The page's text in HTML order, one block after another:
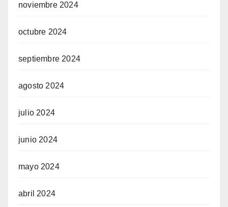
noviembre 2024
octubre 2024
septiembre 2024
agosto 2024
julio 2024
junio 2024
mayo 2024
abril 2024